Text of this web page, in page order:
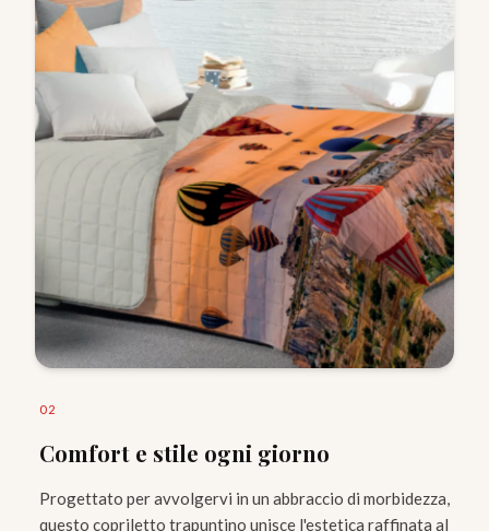
02
Comfort e stile ogni giorno
Progettato per avvolgervi in un abbraccio di morbidezza,
questo copriletto trapuntino unisce l'estetica raffinata al